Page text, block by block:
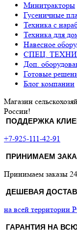
Минитракторы
Гусеничные
Техника с
Техника для
Навесное
СПЕЦ.
Доп.
Готовые
Блог компании
Магазин
России!
ПОДДЕРЖКА
+7-925-111-42-91
ПРИНИМАЕМ
Принимаем заказы
ДЕШЕВАЯ
на всей территории
ГАРАНТИЯ НА